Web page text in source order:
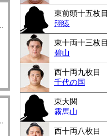
東前頭十五枚目
翔猿
東十両十三枚目
碧山
西十両九枚目
千代の国
東大関
霧馬山
西十両八枚目